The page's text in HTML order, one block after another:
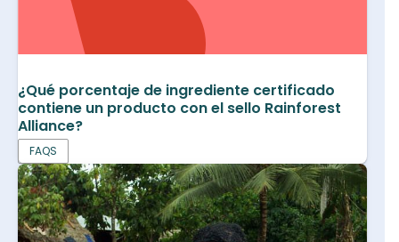
¿Qué porcentaje de ingrediente certificado
contiene un producto con el sello Rainforest
Alliance?
FAQS